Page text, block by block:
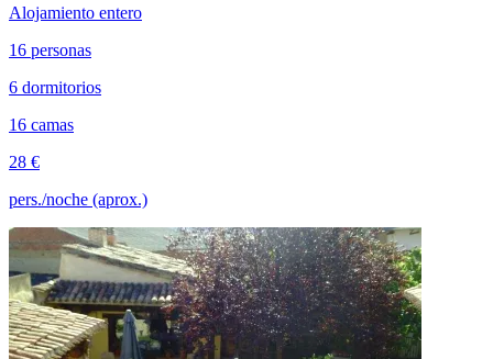
Alojamiento entero
16 personas
6 dormitorios
16 camas
28 €
pers./noche (aprox.)